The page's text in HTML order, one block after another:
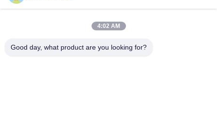
4:02 AM
Good day, what product are you looking for?